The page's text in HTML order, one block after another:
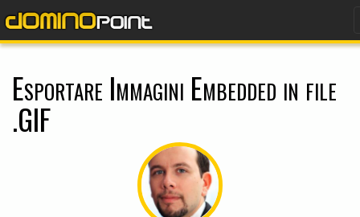
Esportare Immagini Embedded in file
.GIF